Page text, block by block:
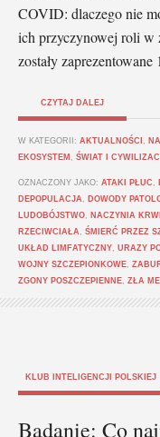
COVID: dlaczego nie
ich przyczynowej roli w
zostały
CZYTAJ DALEJ
W KATEGORII: AKTUALNOŚCI
EKOSYSTEM
ŚWIAT I
OZNACZONY JAKO: ATAKI PŁUC
DEPOPULACJA
DOWODY
LUDOBÓJSTWO
NACZYNIA
RZECIWCIAŁA
ŚMIERĆ PRZEZ
UKŁAD LIMFATYCZNY URAZY
WOJNY SZCZEPIONKOWE
ZGONY POSZCZEPIENNE ZŁA
KLUB INTELIGENCJI POLSKIEJ
Badanie: Co